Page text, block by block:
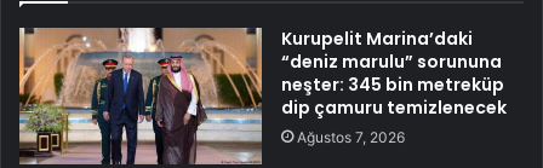
Kurupelit Marina’daki
“deniz marulu” sorununa
neşter: 345 bin metreküp
dip çamuru temizlenecek
Ağustos 7, 2026